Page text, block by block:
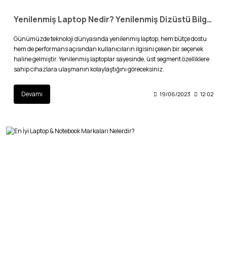
Yenilenmiş Laptop Nedir? Yenilenmiş Dizüstü Bilgisayar Avantajları Nelerdir?
Günümüzde teknoloji dünyasında yenilenmiş laptop, hem bütçe dostu
hem de performans açısından kullanıcıların ilgisini çeken bir seçenek
haline gelmiştir. Yenilenmiş laptoplar sayesinde, üst segment özelliklere
sahip cihazlara ulaşmanın kolaylaştığını göreceksiniz.
Devamı 19/06/2023 12:02